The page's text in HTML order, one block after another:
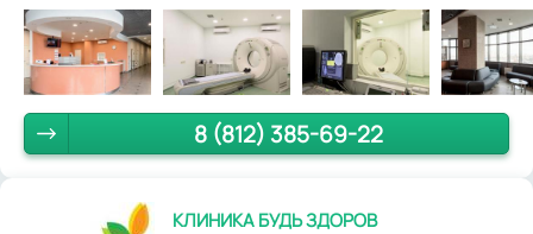
8 (812) 385-69-22
КЛИНИКА БУДЬ ЗДОРОВ